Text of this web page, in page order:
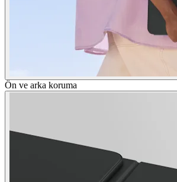
Ön ve arka koruma